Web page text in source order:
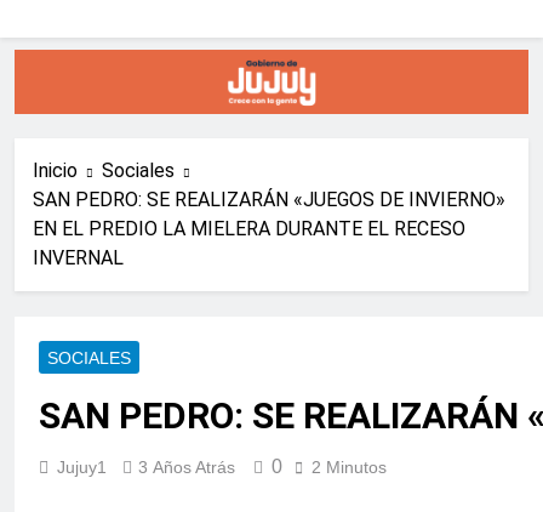
Inicio
Sociales
SAN PEDRO: SE REALIZARÁN «JUEGOS DE INVIERNO»
EN EL PREDIO LA MIELERA DURANTE EL RECESO
INVERNAL
SOCIALES
SAN PEDRO: SE REALIZARÁN
Jujuy1 3 Años Atrás 0 2 Minutos